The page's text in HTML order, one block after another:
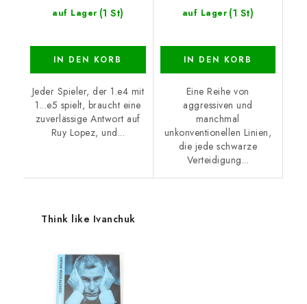
auf Lager (1 St)
IN DEN KORB
Jeder Spieler, der 1.e4 mit
1...e5 spielt, braucht eine
zuverlässige Antwort auf
Ruy Lopez, und...
auf Lager (1 St)
IN DEN KORB
Eine Reihe von
aggressiven und
manchmal
unkonventionellen Linien,
die jede schwarze
Verteidigung...
Think like Ivanchuk